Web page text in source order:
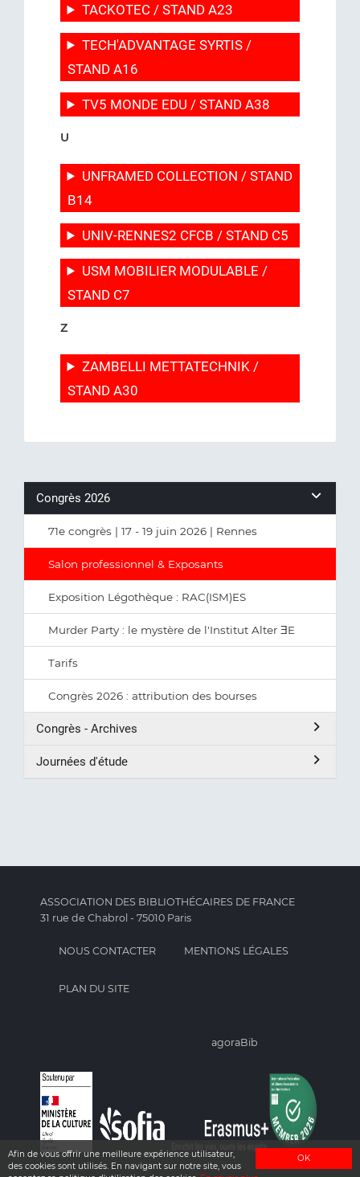
OK
Afin de vous offrir une meilleure expérience utilisateur,
des cookies sont utilisés. En navigant sur notre site, vous
TACKOTEC / STAND A23
TECH'ADVANTAGE SYRTIS /
STAND A16
TV5 MONDE EDU / STAND A38
U
UNFRAMED COLLECTION / STAND
B14
UNIV-RENNES2 CFCB / STAND C5
USM MOBILIER MODULABLE /
STAND C7
Z
ZAMBELLI METTATECHNIK /
STAND A30
Congrès 2026
71e congrès | 17 - 19 juin 2026 | Rennes
Salon professionnel & Exposants
Exposition Légothèque : RAC(ISM)ES
Murder Party : le mystère de l'Institut Alter ƎE
Tarifs
Congrès 2026 : attribution des bourses
Congrès - Archives
Journées d'étude
ASSOCIATION DES BIBLIOTHÉCAIRES DE FRANCE
31 rue de Chabrol - 75010 Paris
NOUS CONTACTER MENTIONS LÉGALES
PLAN DU SITE
agoraBib